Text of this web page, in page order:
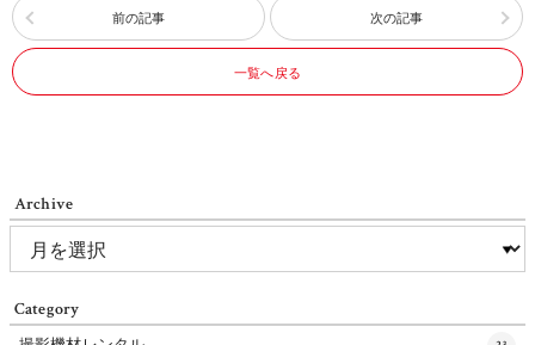
前の記事 次の記事
一覧へ戻る
Archive
Category